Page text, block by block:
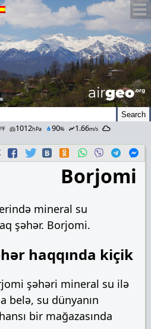
airGEO.oRg
ºF 1012hPa 90% 1.66m/s
Borjomi
mineral su
şəhər. Borjomi.
haqqında kiçik
şəhəri mineral su ilə
belə, su dünyanın
bir mağazasında